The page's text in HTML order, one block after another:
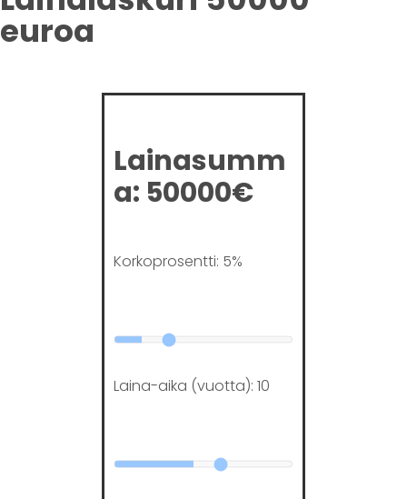
euroa
Lainasumm
a: 50000€
Korkoprosentti: 5%
Laina-aika (vuotta): 10